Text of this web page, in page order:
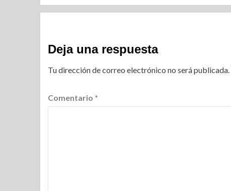
Deja una respuesta
Tu dirección de correo electrónico no será publicada.
Comentario *